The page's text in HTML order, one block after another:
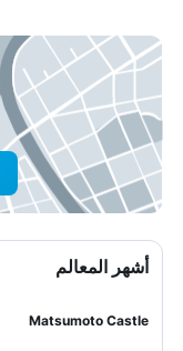
أشهر المعالم
Matsumoto Castle